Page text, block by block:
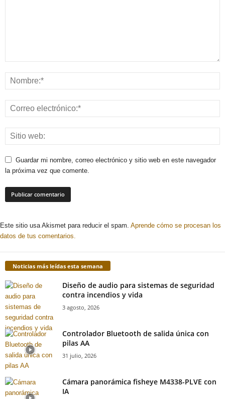
Guardar mi nombre, correo electrónico y sitio web en este navegador
la próxima vez que comente.
Este sitio usa Akismet para reducir el spam. Aprende cómo se procesan los
datos de tus comentarios.
Noticias más leídas esta semana
Diseño de audio para sistemas de seguridad
contra incendios y vida
3 agosto, 2026
Controlador Bluetooth de salida única con
pilas AA
31 julio, 2026
Cámara panorámica fisheye M4338-PLVE con
IA